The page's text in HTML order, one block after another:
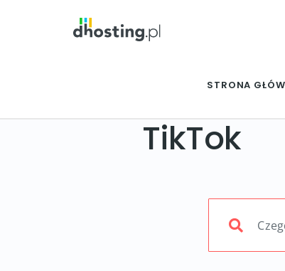
STRONA
TikTok